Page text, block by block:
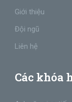
Giới thiệu
Đội ngũ
Liên hệ
Các khóa